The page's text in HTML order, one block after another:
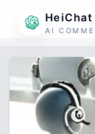
HeiChat
AI